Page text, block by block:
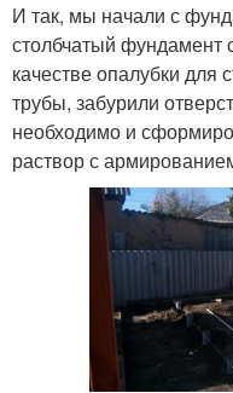
И так, мы начали с
столбчатый фундамент
качестве опалубки для
трубы, забурили
необходимо и
раствор с